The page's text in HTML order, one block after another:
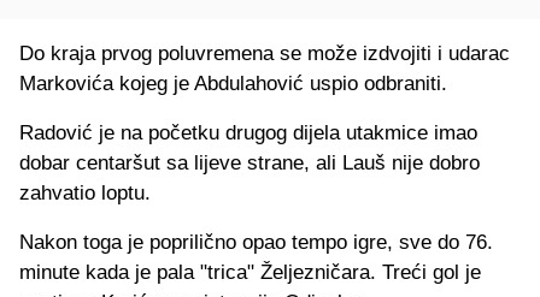
Do kraja prvog poluvremena se može izdvojiti i udarac
Markovića kojeg je Abdulahović uspio odbraniti.
Radović je na početku drugog dijela utakmice imao
dobar centaršut sa lijeve strane, ali Lauš nije dobro
zahvatio loptu.
Nakon toga je poprilično opao tempo igre, sve do 76.
minute kada je pala "trica" Željezničara. Treći gol je